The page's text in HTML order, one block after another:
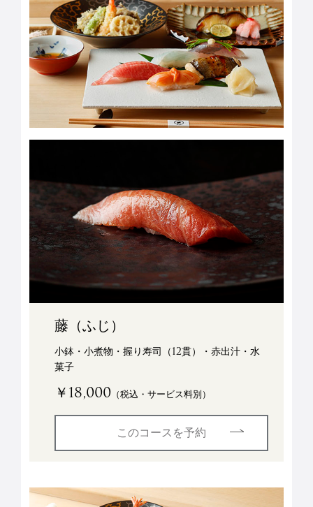
藤（ふじ）
小鉢・小煮物・握り寿司（12貫）・赤出汁・水
菓子
￥18,000 （税込・サービス料別）
このコースを予約